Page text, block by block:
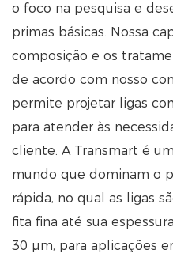
o foco na pesquisa e
primas básicas. Nossa
composição e os
de acordo com nosso
permite projetar ligas
para atender às
cliente. A Transmart é
mundo que dominam o
rápida, no qual as ligas
fita fina até sua
30 μm, para aplicações